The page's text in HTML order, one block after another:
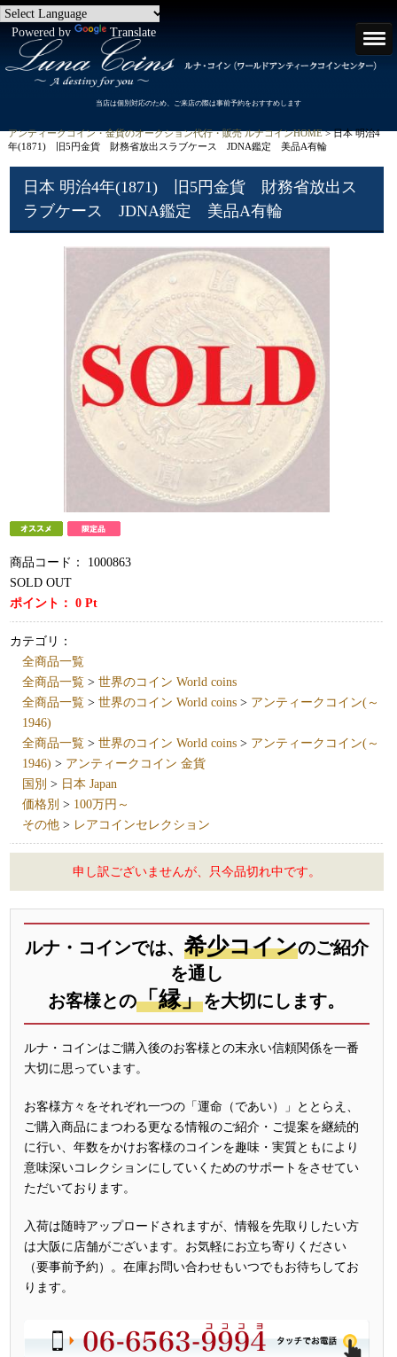
Powered by Translate
当店は個別対応のため、ご来店の際は事前予約をおすすめします
アンティークコイン・金貨のオークション代行・販売 ルナコインHOME> 日本 明治4
年(1871) 旧5円金貨 財務省放出スラブケース JDNA鑑定 美品A有輪
日本 明治4年(1871) 旧5円金貨 財務省放出ス
ラブケース JDNA鑑定 美品A有輪
商品コード：
1000863
SOLD OUT
ポイント：0 Pt
カテゴリ：
全商品一覧
全商品一覧 >世界のコイン World coins
全商品一覧 >世界のコイン World coins > アンティークコイン(～
1946)
全商品一覧 >世界のコイン World coins > アンティークコイン(～
1946) > アンティークコイン 金貨
国別 > 日本 Japan
価格別 > 100万円～
その他 > レアコインセレクション
申し訳ございませんが、只今品切れ中です。
ルナ・コインでは、 希少コインのご紹介
を通し
お客様との「縁」を大切にします。
ルナ・コインはご購入後のお客様との末永い信頼関係を一番
大切に思っています。
お客様方々をそれぞれ一つの「運命（であい）」ととらえ、
ご購入商品にまつわる更なる情報のご紹介・ご提案を継続的
に行い、年数をかけお客様のコインを趣味・実質ともにより
意味深いコレクションにしていくためのサポートをさせてい
ただいております。
入荷は随時アップロードされますが、情報を先取りしたい方
は大阪に店舗がございます。お気軽にお立ち寄りください
（要事前予約）。在庫お問い合わせもいつでもお待ちしてお
ります。